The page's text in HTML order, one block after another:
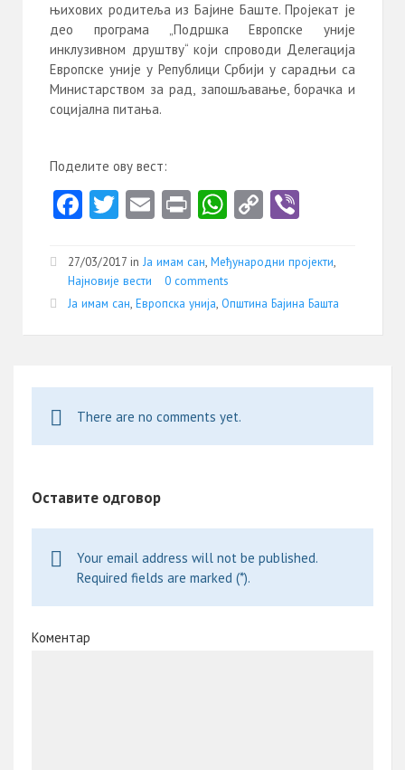
њихових родитеља из Бајине Баште. Пројекат је
део програма „Подршка Европске уније
инклузивном друштву“ који спроводи Делегацијa
Европске уније у Републици Србији у сарадњи са
Министарством за рад, запошљавање, борачка и
социјална питања.
Поделите ову вест:
Fa
b
o
o
T
itt
er
E
ai
l
Pr
t
W
ts
A
p
C
py
Li
nk
er
27/03/2017 in Ја имам сан, Међународни пројекти,
Најновије вести
0 comments
Ја имам сан, Европска унија, Општина Бајина Башта
There are no comments yet.
Оставите одговор
Your email address will not be published.
Required fields are marked (*).
Коментар